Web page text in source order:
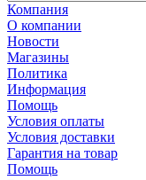
Компания
О компании
Новости
Магазины
Политика
Информация
Помощь
Условия оплаты
Условия доставки
Гарантия на товар
Помощь